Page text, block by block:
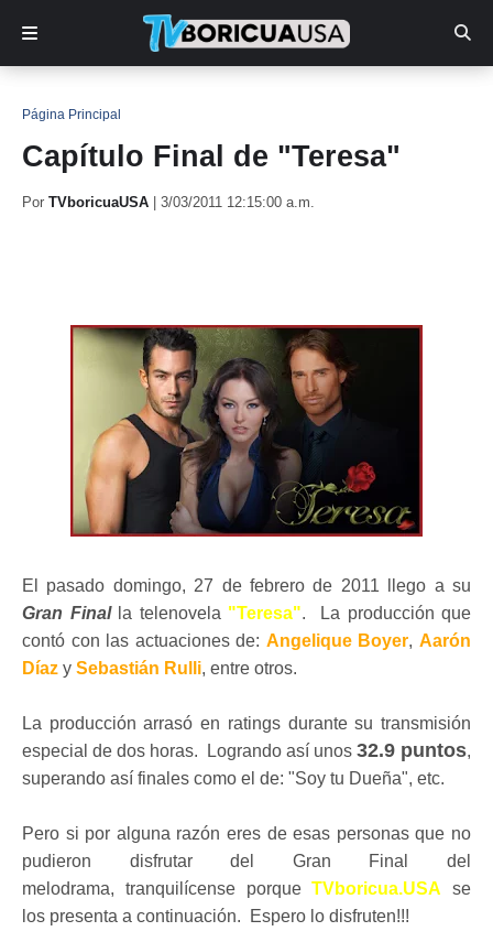
Página Principal
Capítulo Final de "Teresa"
Por TVboricuaUSA 3/03/2011 12:15:00 a.m.
El pasado domingo, 27 de febrero de 2011 llego a su
Gran Finalla telenovela "Teresa". La producción que
contó con las actuaciones de: Angelique Boyer,Aarón
Díaz y Sebastián Rulli, entre otros.
La producción arrasó en ratings durante su transmisión
especial de dos horas. Logrando así unos 32.9 puntos,
superando así finales como el de: "Soy tu Dueña", etc.
Pero si por alguna razón eres de esas personas que no
pudieron disfrutar del Gran Final del
melodrama, tranquilícense porqueTVboricua.USA se
los presenta a continuación. Espero lo disfruten!!!